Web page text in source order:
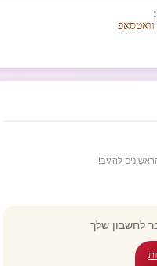
וואטסאפ
להגיב!
לחשבון שלך